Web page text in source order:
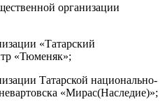
организации
«Татарский
«Тюменяк»;
Татарской национально-
«Мирас(Наследие)»;